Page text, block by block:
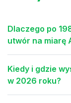
Dlaczego po
utwór na miarę
Kiedy i gdzie
w 2026 roku?